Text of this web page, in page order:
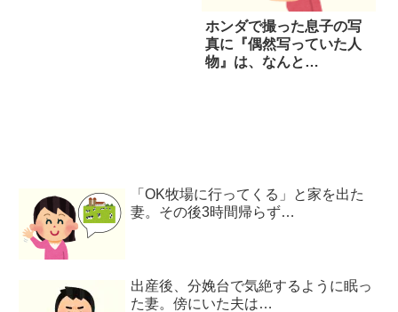
ホンダで撮った息子の写
真に『偶然写っていた人
物』は、なんと…
「OK牧場に行ってくる」と家を出た
妻。その後3時間帰らず…
出産後、分娩台で気絶するように眠っ
た妻。傍にいた夫は…